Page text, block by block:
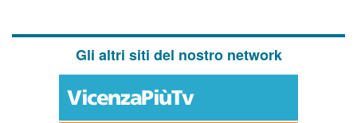
Gli altri siti del nostro network